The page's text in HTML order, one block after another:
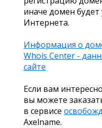
иначе домен будет
Интернета.
Информация о
Whois Center -
сайте
Если вам
вы можете
в сервисе
Axelname.